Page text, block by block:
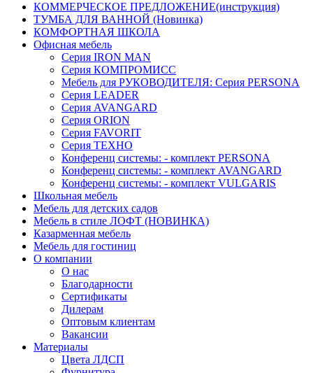
КОММЕРЧЕСКОЕ ПРЕДЛОЖЕНИЕ(инструкция)
ТУМБА ДЛЯ ВАННОЙ (Новинка)
КОМФОРТНАЯ ШКОЛА
Офисная мебель
Серия IRON MAN
Серия КОМПРОМИСС
Мебель для РУКОВОДИТЕЛЯ: Серия PERSONA
Серия LEADER
Серия AVANGARD
Серия ORION
Серия FAVORIT
Серия ТЕХНО
Конференц системы: - комплект PERSONA
Конференц системы: - комплект AVANGARD
Конференц системы: - комплект VULGARIS
Школьная мебель
Мебель для детских садов
Мебель в стиле ЛОФТ (НОВИНКА)
Казарменная мебель
Мебель для гостиниц
О компании
О нас
Благодарности
Сертификаты
Дилерам
Оптовым клиентам
Вакансии
Материалы
Цвета ЛДСП